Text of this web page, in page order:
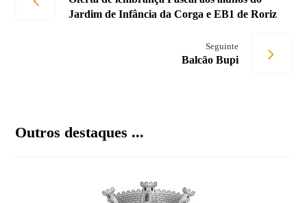
Jardim de Infância da Corga e EB1 de Roriz
Seguinte
Balcão Bupi
Outros destaques ...